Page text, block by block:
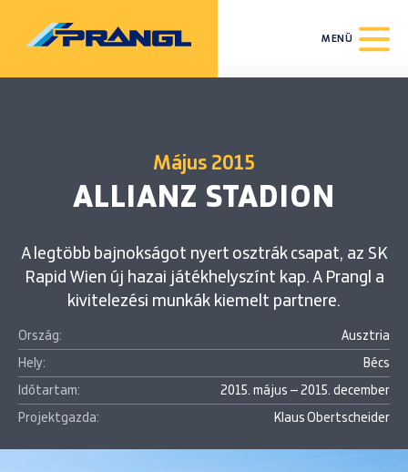
MENÜ
Május 2015
ALLIANZ STADION
A legtöbb bajnokságot nyert osztrák csapat, az SK
Rapid Wien új hazai játékhelyszínt kap. A Prangl a
kivitelezési munkák kiemelt partnere.
Ország:
Ausztria
Hely:
Bécs
Időtartam:
2015. május – 2015. december
Projektgazda:
Klaus Obertscheider